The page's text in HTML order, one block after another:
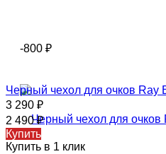
-800 ₽
Черный чехол для очков Ray
3 290 ₽
2 490₽
Купить
Купить в 1 клик